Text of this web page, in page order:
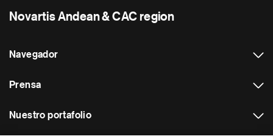
Novartis Andean & CAC region
Navegador
Prensa
Nuestro portafolio